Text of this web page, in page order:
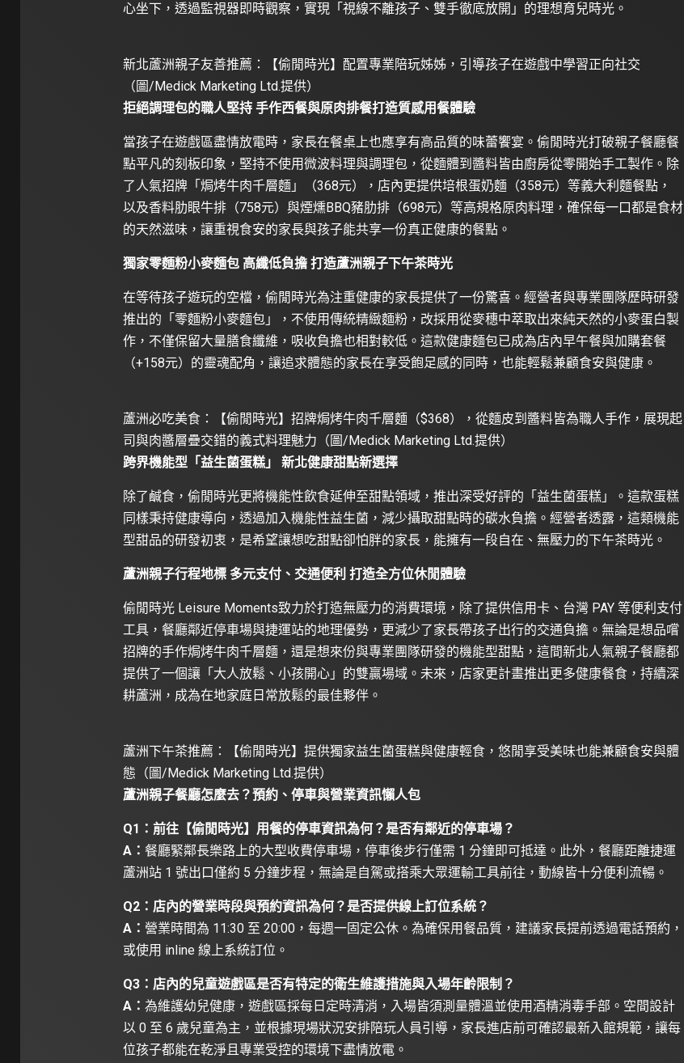
心坐下，透過監視器即時觀察，實現「視線不離孩子、雙手徹底放開」的理想育兒時光。
新北蘆洲親子友善推薦：【偷閒時光】配置專業陪玩姊姊，引導孩子在遊戲中學習正向社交
（圖/Medick Marketing Ltd.提供）
拒絕調理包的職人堅持 手作西餐與原肉排餐打造質感用餐體驗
當孩子在遊戲區盡情放電時，家長在餐桌上也應享有高品質的味蕾饗宴。偷閒時光打破親子餐廳餐
點平凡的刻板印象，堅持不使用微波料理與調理包，從麵體到醬料皆由廚房從零開始手工製作。除
了人氣招牌「焗烤牛肉千層麵」（368元），店內更提供培根蛋奶麵（358元）等義大利麵餐點，
以及香料肋眼牛排（758元）與煙燻BBQ豬肋排（698元）等高規格原肉料理，確保每一口都是食材
的天然滋味，讓重視食安的家長與孩子能共享一份真正健康的餐點。
獨家零麵粉小麥麵包 高纖低負擔 打造蘆洲親子下午茶時光
在等待孩子遊玩的空檔，偷閒時光為注重健康的家長提供了一份驚喜。經營者與專業團隊歷時研發
推出的「零麵粉小麥麵包」，不使用傳統精緻麵粉，改採用從麥穗中萃取出來純天然的小麥蛋白製
作，不僅保留大量膳食纖維，吸收負擔也相對較低。這款健康麵包已成為店內早午餐與加購套餐
（+158元）的靈魂配角，讓追求體態的家長在享受飽足感的同時，也能輕鬆兼顧食安與健康。
蘆洲必吃美食：【偷閒時光】招牌焗烤牛肉千層麵（$368），從麵皮到醬料皆為職人手作，展現起
司與肉醬層疊交錯的義式料理魅力（圖/Medick Marketing Ltd.提供）
跨界機能型「益生菌蛋糕」 新北健康甜點新選擇
除了鹹食，偷閒時光更將機能性飲食延伸至甜點領域，推出深受好評的「益生菌蛋糕」。這款蛋糕
同樣秉持健康導向，透過加入機能性益生菌，減少攝取甜點時的碳水負擔。經營者透露，這類機能
型甜品的研發初衷，是希望讓想吃甜點卻怕胖的家長，能擁有一段自在、無壓力的下午茶時光。
蘆洲親子行程地標 多元支付、交通便利 打造全方位休閒體驗
偷閒時光 Leisure Moments致力於打造無壓力的消費環境，除了提供信用卡、台灣 PAY 等便利支付
工具，餐廳鄰近停車場與捷運站的地理優勢，更減少了家長帶孩子出行的交通負擔。無論是想品嚐
招牌的手作焗烤牛肉千層麵，還是想來份與專業團隊研發的機能型甜點，這間新北人氣親子餐廳都
提供了一個讓「大人放鬆、小孩開心」的雙贏場域。未來，店家更計畫推出更多健康餐食，持續深
耕蘆洲，成為在地家庭日常放鬆的最佳夥伴。
蘆洲下午茶推薦：【偷閒時光】提供獨家益生菌蛋糕與健康輕食，悠閒享受美味也能兼顧食安與體
態（圖/Medick Marketing Ltd.提供）
蘆洲親子餐廳怎麼去？預約、停車與營業資訊懶人包
Q1：前往【偷閒時光】用餐的停車資訊為何？是否有鄰近的停車場？
A： 餐廳緊鄰長樂路上的大型收費停車場，停車後步行僅需 1 分鐘即可抵達。此外，餐廳距離捷運
蘆洲站 1 號出口僅約 5 分鐘步程，無論是自駕或搭乘大眾運輸工具前往，動線皆十分便利流暢。
Q2：店內的營業時段與預約資訊為何？是否提供線上訂位系統？
A： 營業時間為 11:30 至 20:00，每週一固定公休。為確保用餐品質，建議家長提前透過電話預約，
或使用 inline 線上系統訂位。
Q3：店內的兒童遊戲區是否有特定的衛生維護措施與入場年齡限制？
A： 為維護幼兒健康，遊戲區採每日定時清消，入場皆須測量體溫並使用酒精消毒手部。空間設計
以 0 至 6 歲兒童為主，並根據現場狀況安排陪玩人員引導，家長進店前可確認最新入館規範，讓每
位孩子都能在乾淨且專業受控的環境下盡情放電。